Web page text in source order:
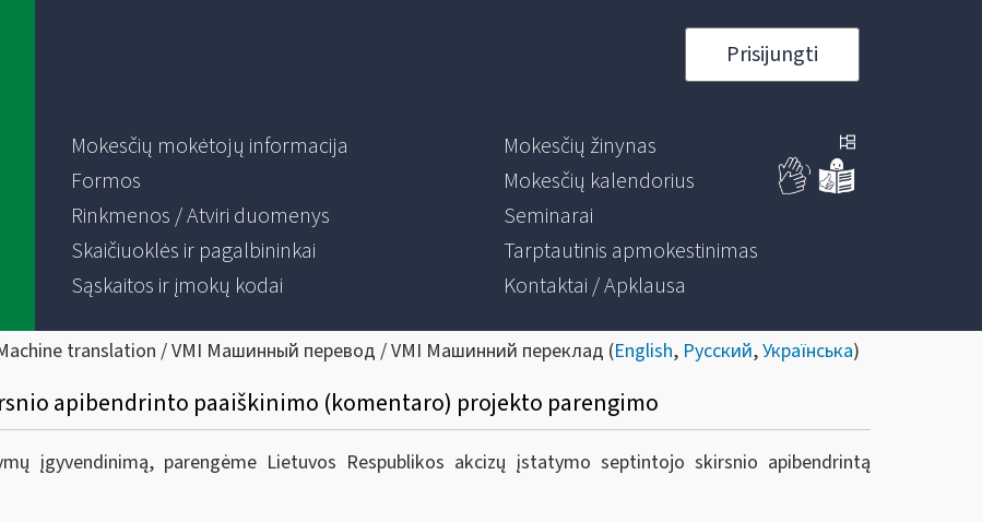
Prisijungti
Mokesčių mokėtojų informacija
Formos
Rinkmenos / Atviri duomenys
Skaičiuoklės ir pagalbininkai
Sąskaitos ir įmokų kodai
Mokesčių žinynas
Mokesčių kalendorius
Seminarai
Tarptautinis apmokestinimas
Kontaktai / Apklausa
translation / VMI Машинный перевод / VMI Машинний переклад (English, Русский,Українська)
apibendrinto paaiškinimo (komentaro) projekto parengimo
įgyvendinimą, parengėme Lietuvos Respublikos akcizų įstatymo septintojo skirsnio apibendrintą